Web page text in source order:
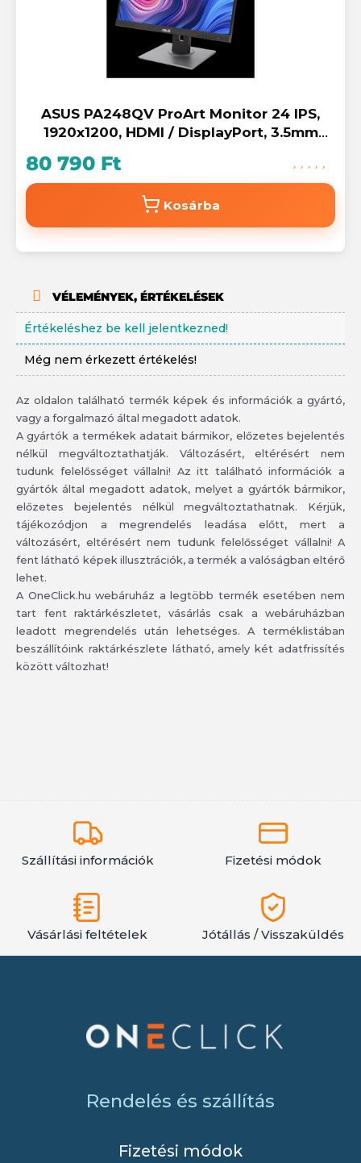
ASUS PA248QV ProArt Monitor 24 IPS,
1920x1200, HDMI / DisplayPort, 3.5mm
80 790 Ft
Kosárba
VÉLEMÉNYEK, ÉRTÉKELÉSEK
Értékeléshez be kell jelentkezned!
Még nem érkezett értékelés!
Az oldalon található termék képek és információk a gyártó,
vagy a forgalmazó által megadott adatok.
A gyártók a termékek adatait bármikor, előzetes bejelentés
nélkül megváltoztathatják. Változásért, eltérésért nem
tudunk felelősséget vállalni! Az itt található információk a
gyártók által megadott adatok, melyet a gyártók bármikor,
előzetes bejelentés nélkül megváltoztathatnak. Kérjük,
tájékozódjon a megrendelés leadása előtt, mert a
változásért, eltérésért nem tudunk felelősséget vállalni! A
fent látható képek illusztrációk, a termék a valóságban eltérő
lehet.
A OneClick.hu webáruház a legtöbb termék esetében nem
tart fent raktárkészletet, vásárlás csak a webáruházban
leadott megrendelés után lehetséges. A terméklistában
beszállítóink raktárkészlete látható, amely két adatfrissítés
között változhat!
Szállítási információk Fizetési módok
Vásárlási feltételek Jótállás / Visszaküldés
Rendelés és szállítás
Fizetési módok